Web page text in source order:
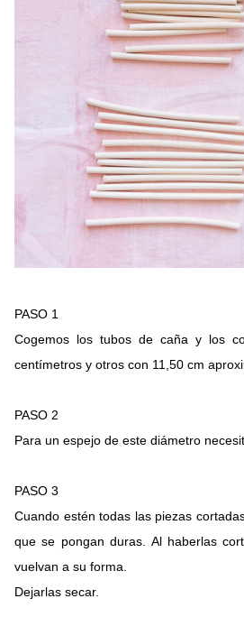
PASO 1
Cogemos los tubos de caña y los
centímetros y otros con 11,50 cm
PASO 2
Para un espejo de este diámetro
PASO 3
Cuando estén todas las piezas
que se pongan duras. Al haberlas
vuelvan a su forma.
Dejarlas secar.